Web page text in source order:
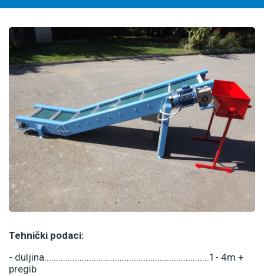
Tehnički podaci:
- duljina......................................................................1- 4m +
pregib